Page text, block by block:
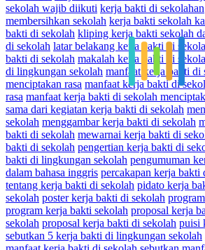
sekolah wajib diikuti kerja bakti di sekolahan
membersihkan sekolah kerja bakti sekolah
bakti di sekolah kliping kerja bakti sekolah
di sekolah latar belakang kerja bakti di
bakti di sekolah makalah kerja bakti di
di lingkungan sekolah manfaat kerja bakti di
menciptakan rasa manfaat kerja bakti di
rasa manfaat kerja bakti di sekolah
sama dari kegiatan kerja bakti di sekolah
sekolah menggambar kerja bakti di sekolah
bakti di sekolah mewarnai kerja bakti di
bakti di sekolah pengertian kerja bakti di
bakti di lingkungan sekolah pengumuman
dalam bahasa inggris percakapan kerja bakti
tentang kerja bakti di sekolah pidato kerja
sekolah poster kerja bakti di sekolah
program kerja bakti sekolah proposal kerja
sekolah proposal kerja bakti di sekolah puisi
sebutkan 5 kerja bakti di lingkungan sekolah